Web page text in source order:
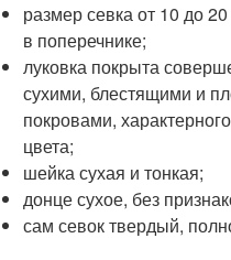
размер севка от 10 до
в поперечнике;
луковка покрыта
сухими, блестящими и
покровами,
цвета;
шейка сухая и тонкая;
донце сухое, без
сам севок твердый,